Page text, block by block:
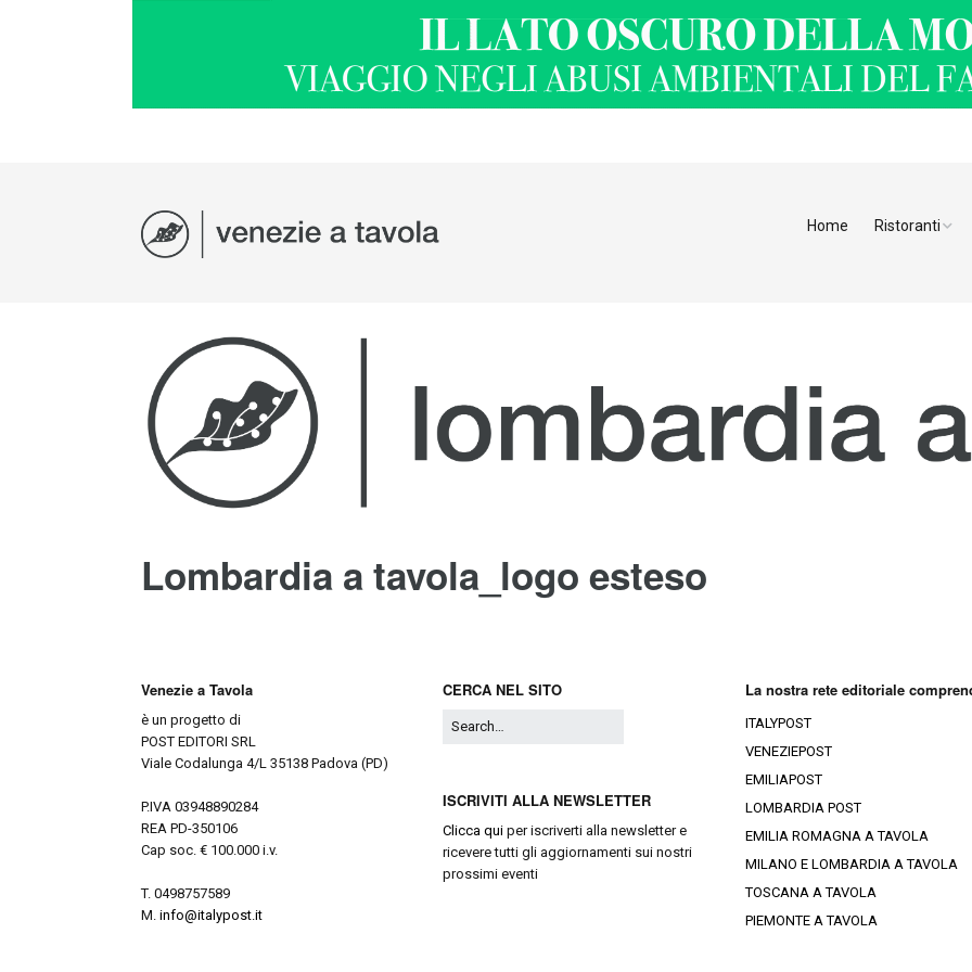
Home Ristoranti
Friuli Venezia
Lombardia a tavola_logo esteso
Venezie a Tavola
è un progetto di
POST EDITORI SRL
Viale Codalunga 4/L 35138 Padova (PD)
P.IVA 03948890284
REA PD-350106
Cap soc. € 100.000 i.v.
T. 0498757589
M. info@italypost.it
CERCA NEL SITO
ISCRIVITI ALLA NEWSLETTER
Clicca qui per iscriverti alla newsletter e
ricevere tutti gli aggiornamenti sui nostri
prossimi eventi
La nostra rete editoriale
ITALYPOST
VENEZIEPOST
EMILIAPOST
LOMBARDIA POST
EMILIA ROMAGNA A TAVOLA
MILANO E LOMBARDIA A TAVOLA
TOSCANA A TAVOLA
PIEMONTE A TAVOLA